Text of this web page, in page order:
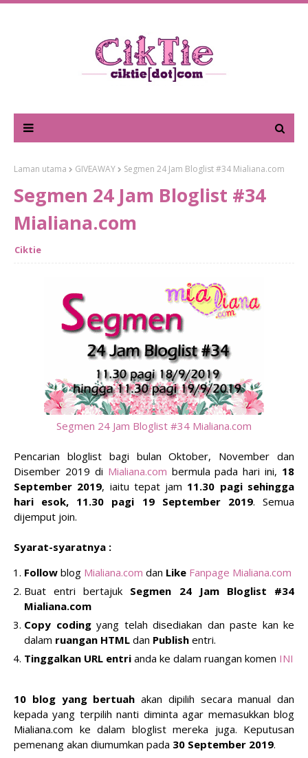
Laman utama GIVEAWAY Segmen 24 Jam Bloglist #34 Mialiana.com
Segmen 24 Jam Bloglist #34
Mialiana.com
Ciktie
Segmen 24 Jam Bloglist #34 Mialiana.com
Pencarian bloglist bagi bulan Oktober, November dan
Disember 2019 di Mialiana.com bermula pada hari ini, 18
September 2019, iaitu tepat jam 11.30 pagi sehingga
hari esok, 11.30 pagi 19 September 2019. Semua
dijemput join.
Syarat-syaratnya :
Follow blog Mialiana.com dan Like Fanpage Mialiana.com
Buat entri bertajuk Segmen 24 Jam Bloglist #34
Mialiana.com
Copy codingyang telah disediakan dan paste kan ke
dalam ruangan HTML dan Publish entri.
Tinggalkan URL entri anda ke dalam ruangan komen INI
10 blog yang bertuah akan dipilih secara manual dan
kepada yang terpilih nanti diminta agar memasukkan blog
Mialiana.com ke dalam bloglist mereka juga. Keputusan
pemenang akan diumumkan pada 30 September 2019.